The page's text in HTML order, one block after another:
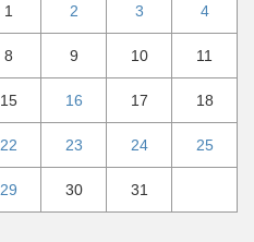
1 2 3 4
8 9 10 11
15 16 17 18
22 23 24 25
29 30
31